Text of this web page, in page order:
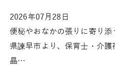
2026年07月28日
便秘やおなかの張りに寄り
県諫早市より、保育士・介
晶…